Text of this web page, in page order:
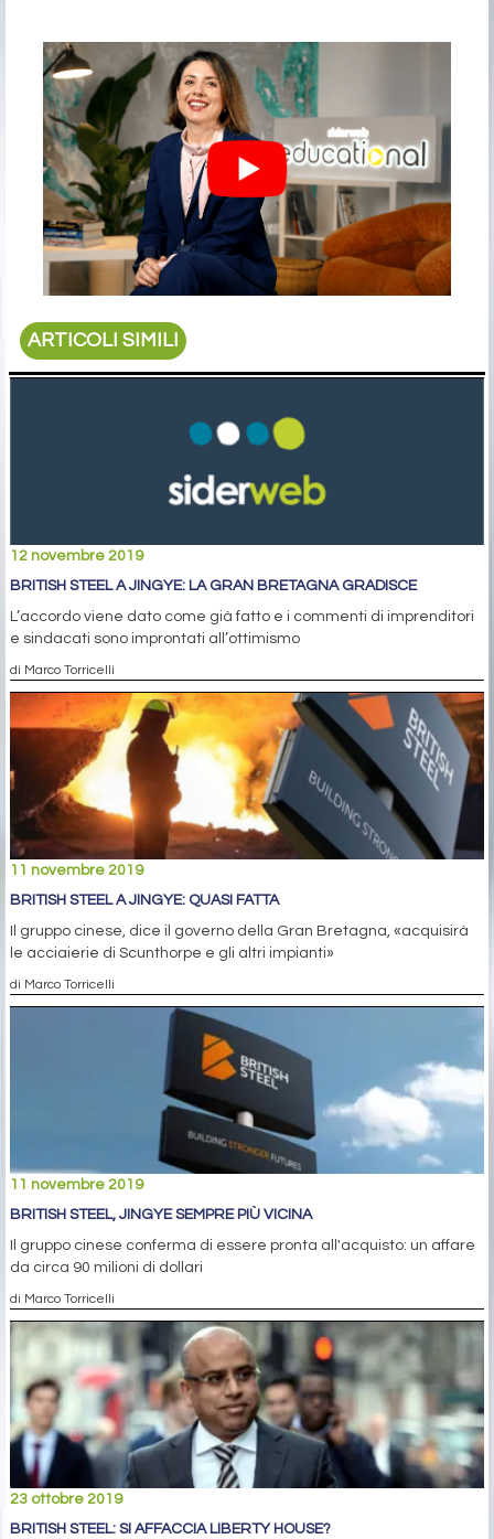
ARTICOLI SIMILI
12 novembre 2019
BRITISH STEEL A JINGYE: LA GRAN BRETAGNA GRADISCE
L’accordo viene dato come già fatto e i commenti di imprenditori
e sindacati sono improntati all’ottimismo
di Marco Torricelli
11 novembre 2019
BRITISH STEEL A JINGYE: QUASI FATTA
Il gruppo cinese, dice il governo della Gran Bretagna, «acquisirà
le acciaierie di Scunthorpe e gli altri impianti»
di Marco Torricelli
11 novembre 2019
BRITISH STEEL, JINGYE SEMPRE PIÙ VICINA
Il gruppo cinese conferma di essere pronta all'acquisto: un affare
da circa 90 milioni di dollari
di Marco Torricelli
23 ottobre 2019
BRITISH STEEL: SI AFFACCIA LIBERTY HOUSE?